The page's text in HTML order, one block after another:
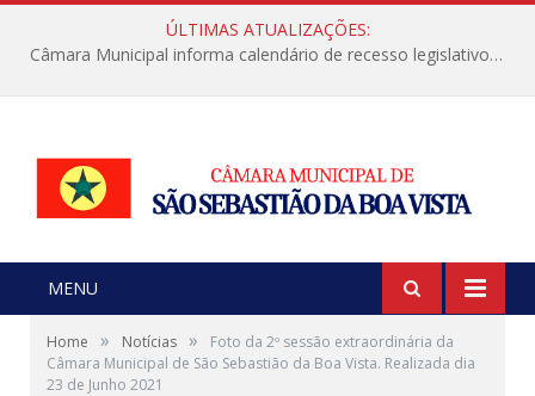
ÚLTIMAS ATUALIZAÇÕES:
Câmara Municipal informa calendário de recesso legislativo de julho
MENU
Home » Notícias »
Foto da 2º sessão extraordinária da
Câmara Municipal de São Sebastião da Boa Vista. Realizada dia
23 de Junho 2021